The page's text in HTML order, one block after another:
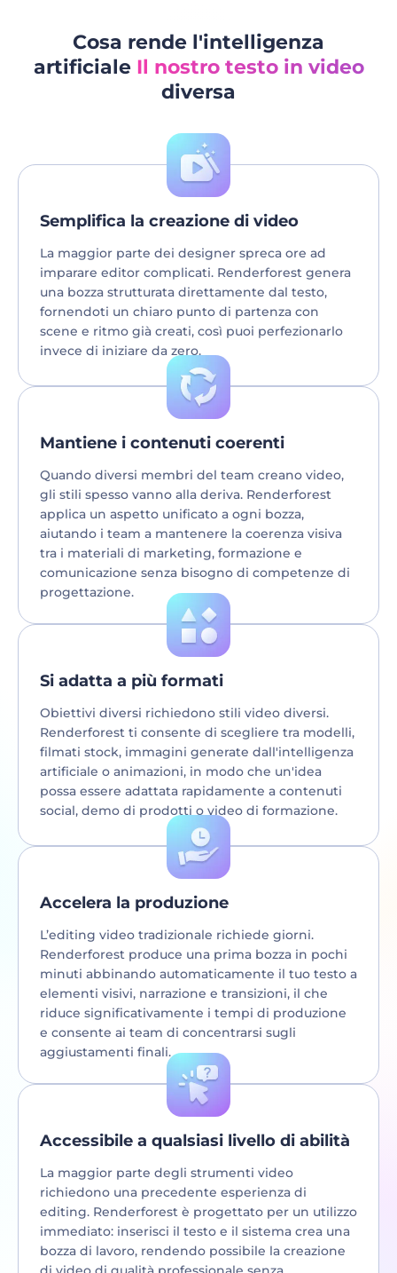
Cosa rende l'intelligenza
artificiale Il nostro testo in video
diversa
Semplifica la creazione di video
La maggior parte dei designer spreca ore ad
imparare editor complicati. Renderforest genera
una bozza strutturata direttamente dal testo,
fornendoti un chiaro punto di partenza con
scene e ritmo già creati, così puoi perfezionarlo
invece di iniziare da zero.
Mantiene i contenuti coerenti
Quando diversi membri del team creano video,
gli stili spesso vanno alla deriva. Renderforest
applica un aspetto unificato a ogni bozza,
aiutando i team a mantenere la coerenza visiva
tra i materiali di marketing, formazione e
comunicazione senza bisogno di competenze di
progettazione.
Si adatta a più formati
Obiettivi diversi richiedono stili video diversi.
Renderforest ti consente di scegliere tra modelli,
filmati stock, immagini generate dall'intelligenza
artificiale o animazioni, in modo che un'idea
possa essere adattata rapidamente a contenuti
social, demo di prodotti o video di formazione.
Accelera la produzione
L’editing video tradizionale richiede giorni.
Renderforest produce una prima bozza in pochi
minuti abbinando automaticamente il tuo testo a
elementi visivi, narrazione e transizioni, il che
riduce significativamente i tempi di produzione
e consente ai team di concentrarsi sugli
aggiustamenti finali.
Accessibile a qualsiasi livello di abilità
La maggior parte degli strumenti video
richiedono una precedente esperienza di
editing. Renderforest è progettato per un utilizzo
immediato: inserisci il testo e il sistema crea una
bozza di lavoro, rendendo possibile la creazione